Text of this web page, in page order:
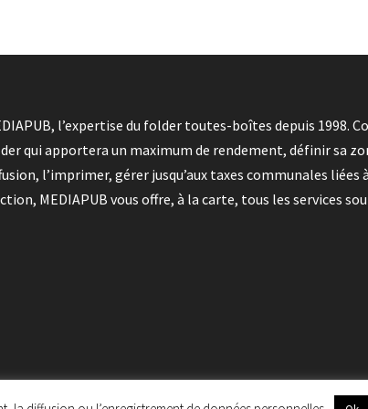
l’expertise du folder toutes-boîtes depuis 1998.
qui apportera un maximum de rendement, définir sa
l’imprimer, gérer jusqu’aux taxes communales liées
MEDIAPUB vous offre, à la carte, tous les services